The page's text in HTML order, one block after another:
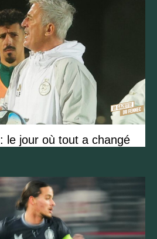
le jour où tout a changé